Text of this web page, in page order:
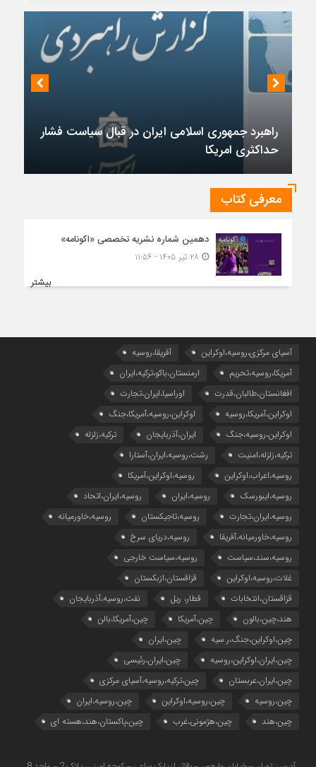
قبال سیاست فشار
چشم‌انداز روابط ایران و روسیه در جهان
معرفی کتاب
دهمین شماره نشریه تخصصی «اکونامه»
بیشتر
آسیای مرکزی،روسیه،اوکراین
آفریقا،روسیه
آمریکا،روسیه،تحریم
ارمنستان،باکو،ترکیه،ایران
افغانستان،طالبان،قدرت
اوراسیا،ایران،تجارت
اوکراین،آمریکا،روسیه
اوکراین،روسیه،آمریکا،جنگ
اوکراین،روسیه،جنگ
ایران،آذربایجان
ترکیه،زلزله
ترکیه،زلزله،امنیت
رشت،روسیه،ایران،آستارا
روسیه،اعراب،اوکراین
روسیه،اوکراین،آمریکا
روسیه،ایبورسک
روسیه،ایران
روسیه،ایران،اتحاد
روسیه،ایران،تجارت
روسیه،تاجیکستان
روسیه،خاورمیانه
روسیه،خاورمیانه،آفریقا
روسیه،دریای سرخ
روسیه،سند،سیاست
روسیه،سیاست خارجی
غلات،روسیه،اوکراین
قزاقستان،ازبکستان
قزاقستان،انتخابات
قطار، ریل
نفت،روسیه،آذربایجان
هند،چین،بالون
چین،آمریکا
چین،آمریکا،بالن
چین،اوکراین،جنگ،ر.سیه
چین،ایران
چین،ایران،اوکراین،روسیه
چین،ایران،رئیسی
چین،ایران،عربستان
چین،ترکیه،روسیه،آسیای مرکزی
چین،روسیه
چین،روسیه،اوکراین
چین،روسیه،ایران
چین،هند
چین،هژمونی،غرب چین،پاکستان،هند،هسته ای